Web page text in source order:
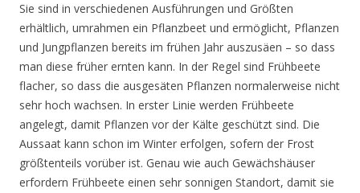
Sie sind in verschiedenen Ausführungen und Größten
erhältlich, umrahmen ein Pflanzbeet und ermöglicht, Pflanzen
und Jungpflanzen bereits im frühen Jahr auszusäen – so dass
man diese früher ernten kann. In der Regel sind Frühbeete
flacher, so dass die ausgesäten Pflanzen normalerweise nicht
sehr hoch wachsen. In erster Linie werden Frühbeete
angelegt, damit Pflanzen vor der Kälte geschützt sind. Die
Aussaat kann schon im Winter erfolgen, sofern der Frost
größtenteils vorüber ist. Genau wie auch Gewächshäuser
erfordern Frühbeete einen sehr sonnigen Standort, damit sie